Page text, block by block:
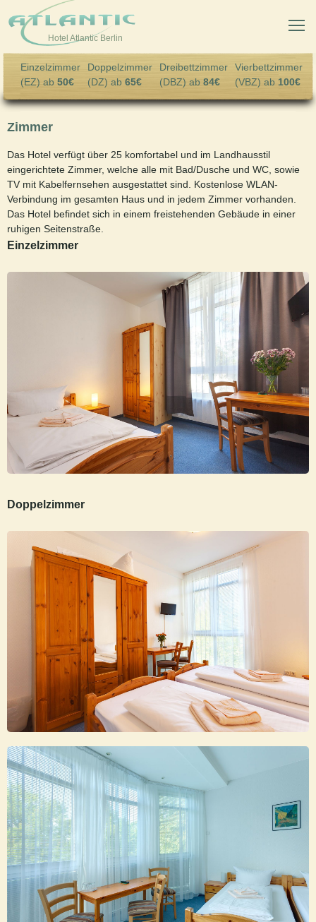
Skip to main content
Hotel Atlantic Berlin
Einzelzimmer
(EZ) ab 50€
Doppelzimmer
(DZ) ab 65€
Dreibettzimmer
(DBZ) ab 84€
Vierbettzimmer
(VBZ) ab 100€
Zimmer
Das Hotel verfügt über 25 komfortabel und im Landhausstil
eingerichtete Zimmer, welche alle mit Bad/Dusche und WC, sowie
TV mit Kabelfernsehen ausgestattet sind. Kostenlose WLAN-
Verbindung im gesamten Haus und in jedem Zimmer vorhanden.
Das Hotel befindet sich in einem freistehenden Gebäude in einer
ruhigen Seitenstraße.
Einzelzimmer
Doppelzimmer